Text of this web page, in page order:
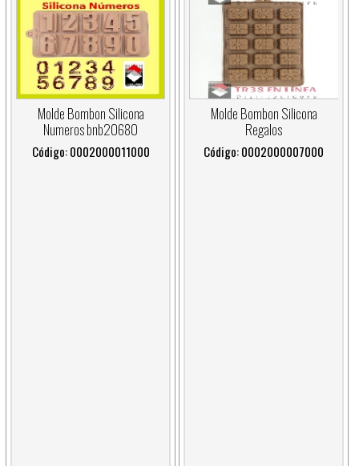
Molde Bombon Silicona
Numeros bnb20680
Código: 0002000011000
Molde Bombon Silicona
Regalos
Código: 0002000007000